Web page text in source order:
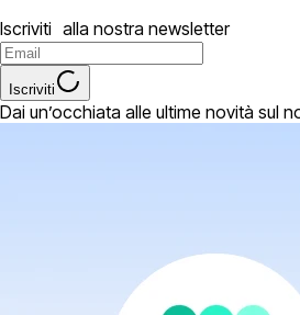
Iscriviti alla nostra newsletter
Iscriviti
Dai un’occhiata alle ultime novità sul